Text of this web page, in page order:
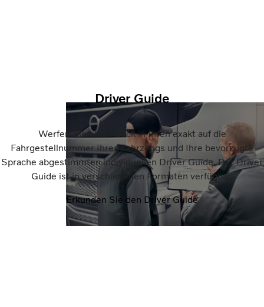
Driver Guide
Werfen Sie einen Blick in Ihren exakt auf die
Fahrgestellnummer Ihres Fahrzeugs und Ihre bevorzugte
Sprache abgestimmten individuellen Driver Guide. Der Driver
Guide ist in verschiedenen Formaten verfügbar.
Erkunden Sie den Driver Guide